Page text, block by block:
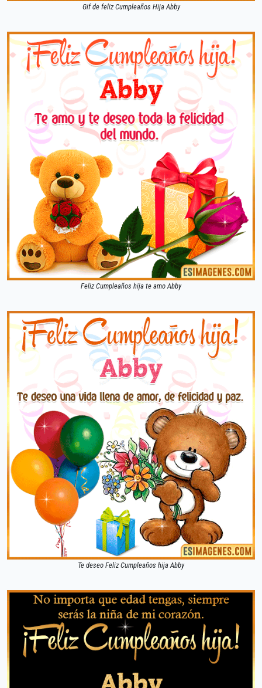
Gif de feliz Cumpleaños Hija Abby
Feliz Cumpleaños hija te amo Abby
Te deseo Feliz Cumpleaños hija Abby